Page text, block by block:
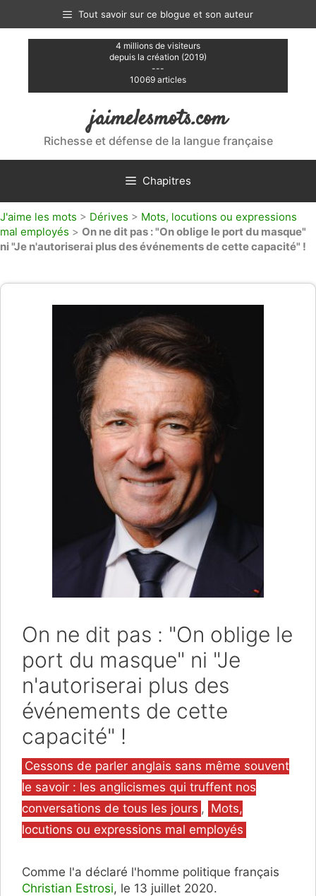
contenu
Tout savoir sur ce blogue et son auteur
4 millions de visiteurs
depuis la création (2019)
---
10069 articles
jaimelesmots.com
Richesse et défense de la langue française
Chapitres
J'aime les mots > Dérives > Mots, locutions ou expressions
mal employés > On ne dit pas : "On oblige le port du masque"
ni "Je n'autoriserai plus des événements de cette capacité" !
On ne dit pas : "On oblige le
port du masque" ni "Je
n'autoriserai plus des
événements de cette
capacité" !
Catégories
Cessons de parler anglais sans même souvent
le savoir : les anglicismes qui truffent nos
conversations de tous les jours , Mots,
locutions ou expressions mal employés
Comme l'a déclaré l'homme politique français
Christian Estrosi, le 13 juillet 2020.